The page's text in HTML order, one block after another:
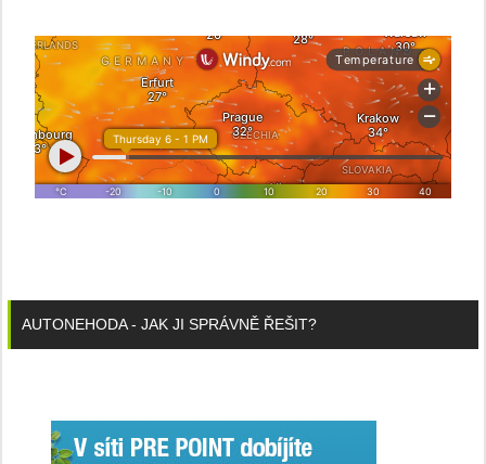
AUTONEHODA - JAK JI SPRÁVNĚ ŘEŠIT?